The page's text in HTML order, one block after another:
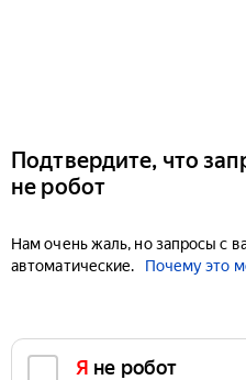
Подтвердите, что
не робот
Нам очень жаль, но запросы с
автоматические.
Почему это
Я не робот